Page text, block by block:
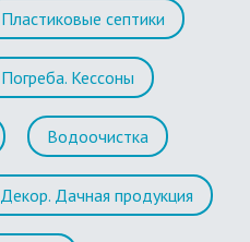
Пластиковые септики
Погреба. Кессоны
Водоочистка
Декор. Дачная продукция